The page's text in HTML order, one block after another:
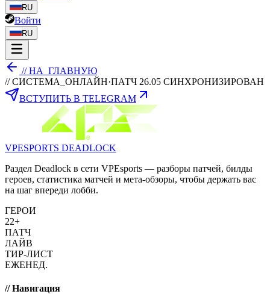
RU
Войти
RU
// НА_ГЛАВНУЮ
// СИСТЕМА_ОНЛАЙН·ПАТЧ 26.05 СИНХРОНИЗИРОВАН
ВСТУПИТЬ В TELEGRAM
VPESPORTS DEADLOCK
Раздел Deadlock в сети VPEsports — разборы патчей, билды
героев, статистика матчей и мета-обзоры, чтобы держать вас
на шаг впереди лобби.
ГЕРОИ
22+
ПАТЧ
ЛАЙВ
ТИР-ЛИСТ
ЕЖЕНЕД.
// Навигация